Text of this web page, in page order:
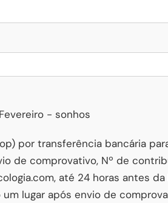
- sonhos
por transferência bancária
de comprovativo, Nº de
até 24 horas antes da
lugar após envio de